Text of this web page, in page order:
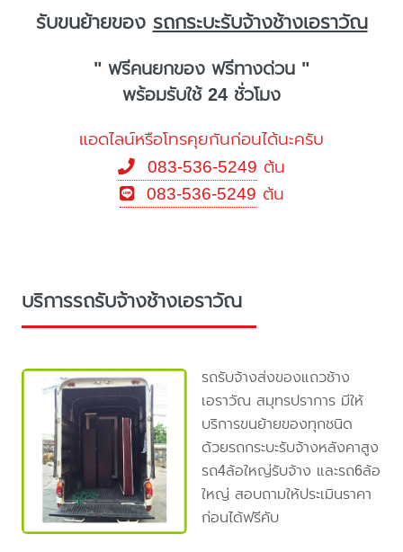
รับขนย้ายของ รถกระบะรับจ้างช้างเอราวัณ
" ฟรีคนยกของ ฟรีทางด่วน "
พร้อมรับใช้ 24 ชั่วโมง
แอดไลน์หรือโทรคุยกันก่อนได้นะครับ
083-536-5249 ต้น
083-536-5249 ต้น
บริการรถรับจ้างช้างเอราวัณ
รถรับจ้างส่งของแถวช้าง
เอราวัณ สมุทรปราการ มีให้
บริการขนย้ายของทุกชนิด
ด้วยรถกระบะรับจ้างหลังคาสูง
รถ4ล้อใหญ่รับจ้าง และรถ6ล้อ
ใหญ่ สอบถามให้ประเมินราคา
ก่อนได้ฟรีคับ